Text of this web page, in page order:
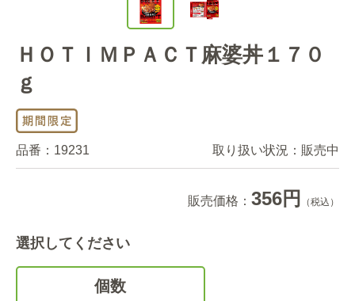
ＨＯＴＩＭＰＡＣＴ麻婆丼１７０
ｇ
品番： 19231 取り扱い状況： 販売中
販売価格： 356円 （税込）
選択してください
個数